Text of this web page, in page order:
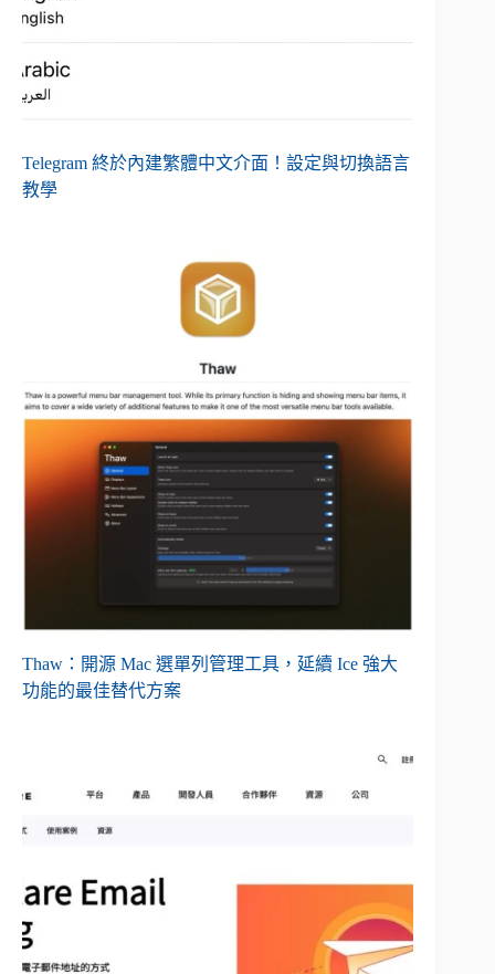
Telegram 終於內建繁體中文介面！設定與切換語言
教學
Thaw：開源 Mac 選單列管理工具，延續 Ice 強大
功能的最佳替代方案